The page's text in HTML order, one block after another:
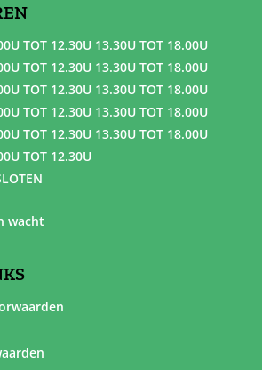
TOT 12.30U 13.30U TOT 18.00U
TOT 12.30U 13.30U TOT 18.00U
TOT 12.30U 13.30U TOT 18.00U
TOT 12.30U 13.30U TOT 18.00U
TOT 12.30U 13.30U TOT 18.00U
TOT 12.30U
wacht